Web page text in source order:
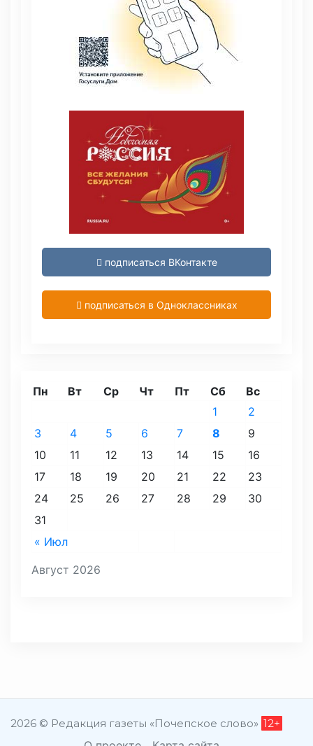
подписаться ВКонтакте
подписаться в Одноклассниках
Август 2026
Пн Вт Ср Чт Пт Сб Вс
« Июл
1
2
3
4 5 6 7 8
9
10
11 12 13 14 15
16
17
18 19 20 21 22
23
24
25 26 27 28 29
30
31
2026 © Редакция газеты «Почепское слово» 12+